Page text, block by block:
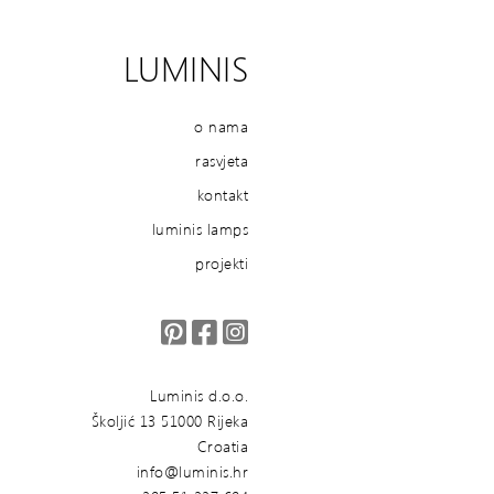
LUMINIS
o nama
rasvjeta
kontakt
luminis lamps
projekti
Luminis d.o.o.
Školjić 13 51000 Rijeka
Croatia
info@luminis.hr